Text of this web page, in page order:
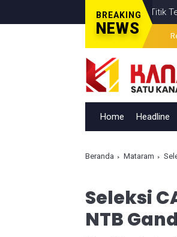
BREAKING
NEWS
Berita Televisi Temui Titik Terang,
Home Headline
Beranda Mataram
Seleksi
NTB